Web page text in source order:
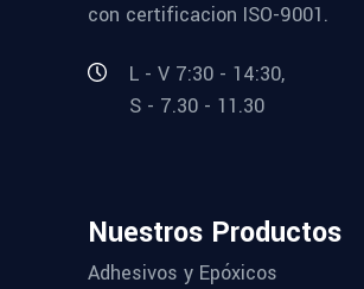
con certificacion ISO-9001.
L - V 7:30 - 14:30,
S - 7.30 - 11.30
Nuestros Productos
Adhesivos y Epóxicos